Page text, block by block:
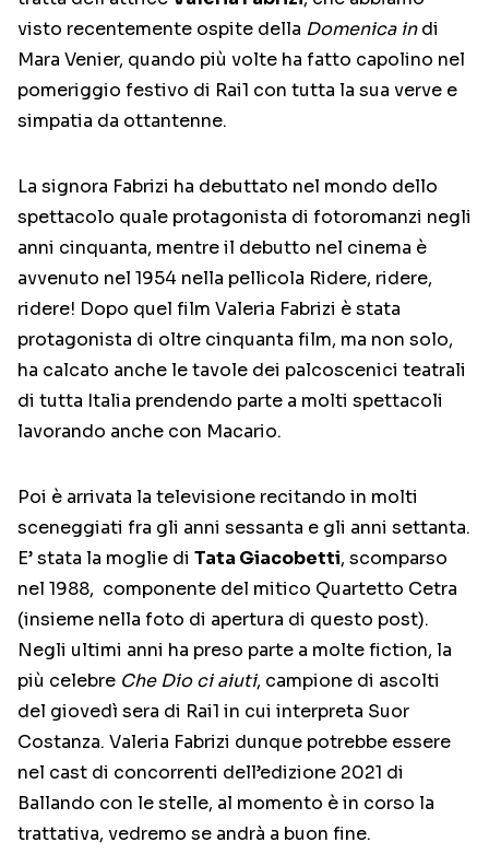
visto recentemente ospite della Domenica indi
Mara Venier, quando più volte ha fatto capolino nel
pomeriggio festivo di Rai1 con tutta la sua verve e
simpatia da ottantenne.
La signora Fabrizi ha debuttato nel mondo dello
spettacolo quale protagonista di fotoromanzi negli
anni cinquanta, mentre il debutto nel cinema è
avvenuto nel 1954 nella pellicola Ridere, ridere,
ridere! Dopo quel film Valeria Fabrizi è stata
protagonista di oltre cinquanta film, ma non solo,
ha calcato anche le tavole dei palcoscenici teatrali
di tutta Italia prendendo parte a molti spettacoli
lavorando anche con Macario.
Poi è arrivata la televisione recitando in molti
sceneggiati fra gli anni sessanta e gli anni settanta.
E’ stata la moglie di Tata Giacobetti, scomparso
nel 1988, componente del mitico Quartetto Cetra
(insieme nella foto di apertura di questo post).
Negli ultimi anni ha preso parte a molte fiction, la
più celebre Che Dio ci aiuti, campione di ascolti
del giovedì sera di Rai1 in cui interpreta Suor
Costanza. Valeria Fabrizi dunque potrebbe essere
nel cast di concorrenti dell’edizione 2021 di
Ballando con le stelle, al momento è in corso la
trattativa, vedremo se andrà a buon fine.